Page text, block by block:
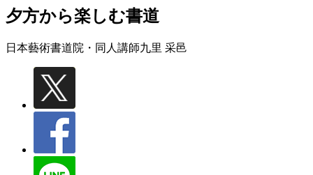
夕方から楽しむ書道
日本藝術書道院・同人講師九里 采邑